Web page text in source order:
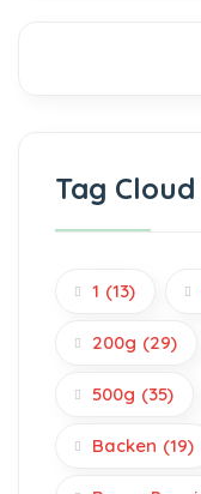
Tag Cloud
1 (13)
200g (29)
500g (35)
Backen (19)